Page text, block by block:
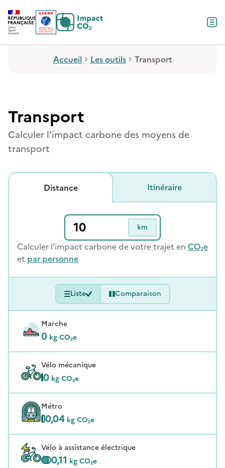
Contenu
Menu
Pied de page
Accueil Les outils Transport
Transport
Calculer l’impact carbone des moyens de
transport
Distance Itinéraire
km
Calculer l’impact carbone de votre trajet en CO₂e
et par personne
Liste Comparaison
Marche
0 kg CO₂e
Vélo mécanique
0 kg CO₂e
Métro
0,04 kg CO₂e
Vélo à assistance électrique
0,11 kg CO₂e